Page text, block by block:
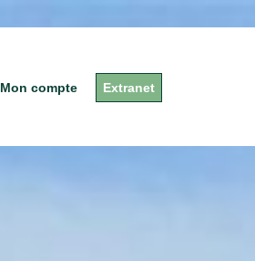
Mon compte Extranet